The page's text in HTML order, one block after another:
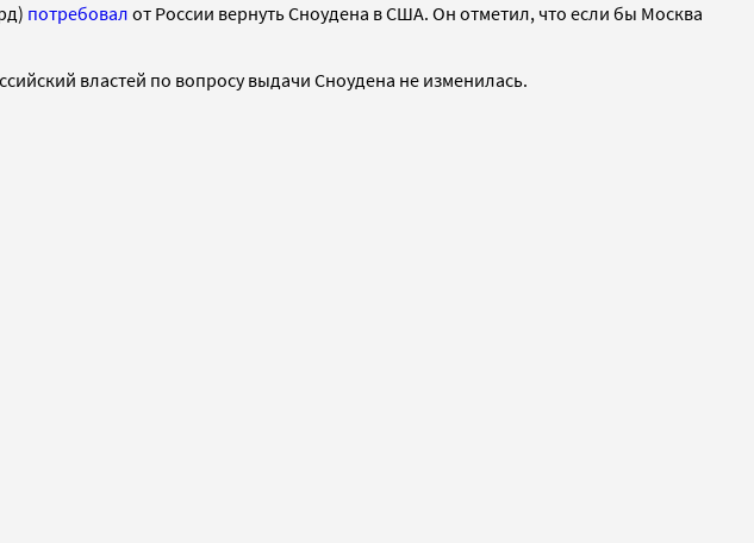
потребовал от России вернуть Сноудена в США. Он отметил, что если бы Москва
властей по вопросу выдачи Сноудена не изменилась.